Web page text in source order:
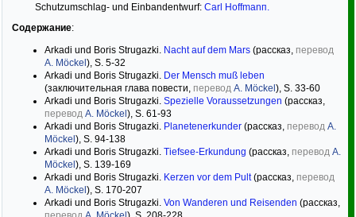
Schutzumschlag- und Einbandentwurf: Carl Hoffmanп.
Содержание:
Arkadi und Boris Strugazki. Nacht auf dem Mars (рассказ, перевод
A. Möckel ), S. 5-32
Arkadi und Boris Strugazki. Der Mensch muß leben
(заключительная глава повести, перевод A. Möckel ), S. 33-60
Arkadi und Boris Strugazki. Spezielle Voraussetzungen (рассказ,
перевод A. Möckel ), S. 61-93
Arkadi und Boris Strugazki. Planetenerkunder (рассказ, перевод A.
Möckel ), S. 94-138
Arkadi und Boris Strugazki. Tiefsee-Erkundung (рассказ, перевод A.
Möckel ), S. 139-169
Arkadi und Boris Strugazki. Kerzen vor dem Pult(рассказ, перевод
A. Möckel ), S. 170-207
Arkadi und Boris Strugazki. Von Wanderen und Reisenden (рассказ,